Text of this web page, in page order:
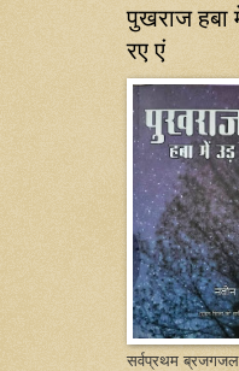
पुखराज हबा
रए एं
सर्वप्रथम